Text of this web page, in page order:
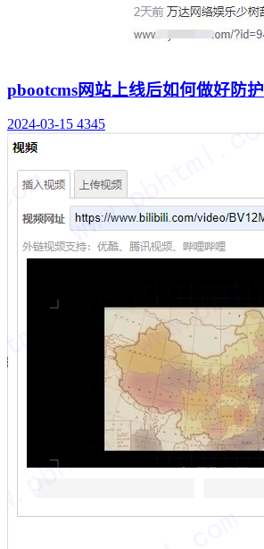
pbootcms网站上线后如何做好防护
2024-03-15 4345